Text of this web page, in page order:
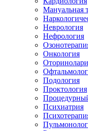
Мануальная
Неврология
Нефрология
Онкология
Подология
Проктология
Психиатрия